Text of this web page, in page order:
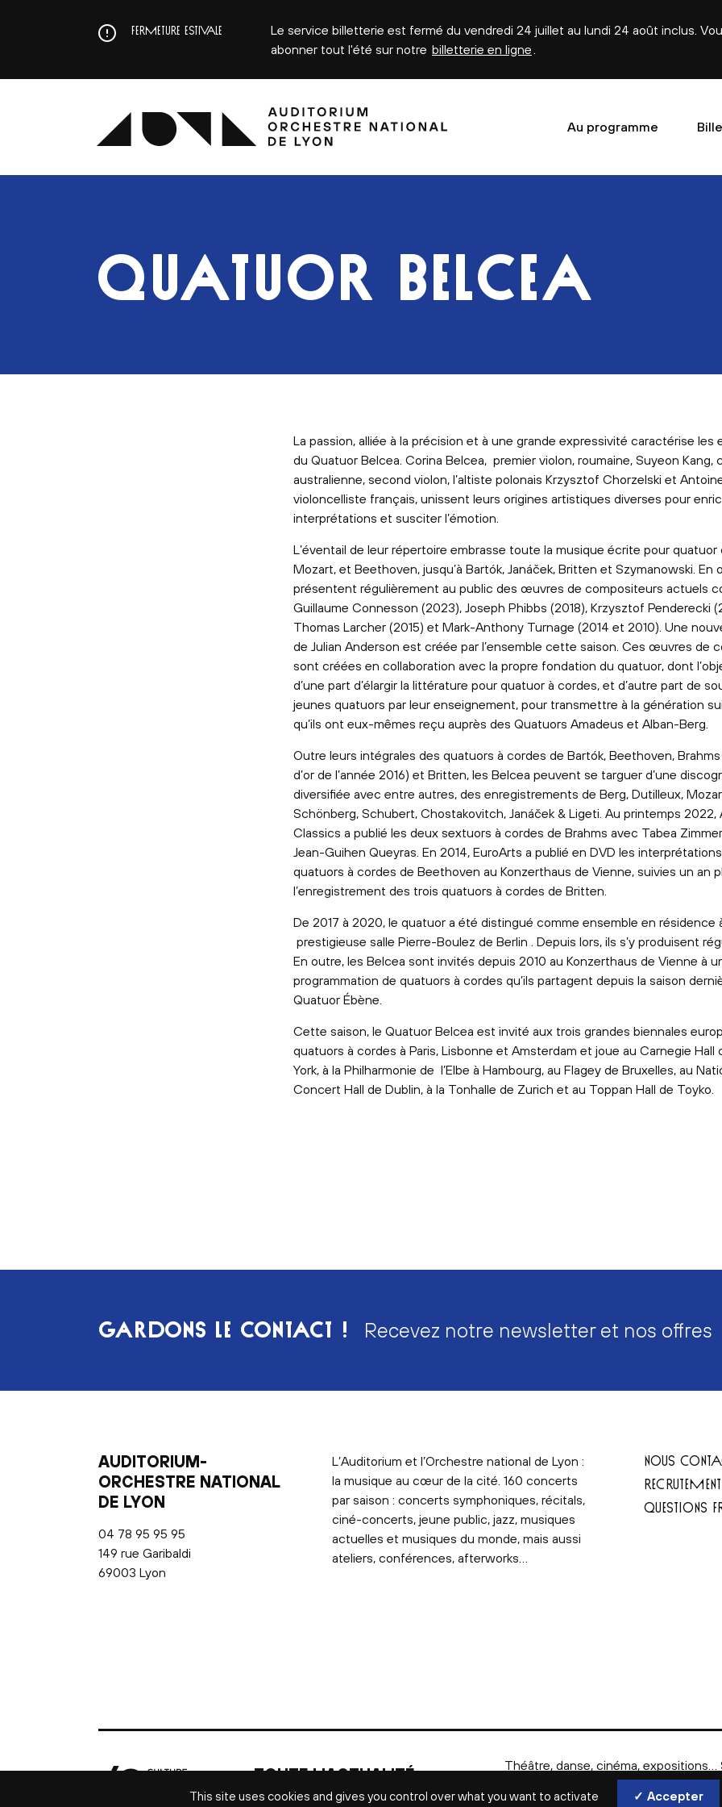
FERMETURE ESTIVALE
Le service billetterie est fermé du vendredi 24 juillet au lundi 24 août inclus.
abonner tout l'été sur notre billetterie en ligne
Au programme
QUATUOR BELCEA
La passion, alliée à la précision et à une grande expressivité caractérise les
du Quatuor Belcea. Corina Belcea, premier violon, roumaine, Suyeon Kang,
australienne, second violon, l’altiste polonais Krzysztof Chorzelski et
violoncelliste français, unissent leurs origines artistiques diverses pour
interprétations et susciter l’émotion.
L’éventail de leur répertoire embrasse toute la musique écrite pour quatuor
Mozart, et Beethoven, jusqu’à Bartók, Janáček, Britten et Szymanowski. En
présentent régulièrement au public des œuvres de compositeurs actuels
Guillaume Connesson (2023), Joseph Phibbs (2018), Krzysztof Penderecki
Thomas Larcher (2015) et Mark-Anthony Turnage (2014 et 2010). Une
de Julian Anderson est créée par l’ensemble cette saison. Ces œuvres de
sont créées en collaboration avec la propre fondation du quatuor, dont
d’une part d’élargir la littérature pour quatuor à cordes, et d’autre part de
jeunes quatuors par leur enseignement, pour transmettre à la génération
qu’ils ont eux-mêmes reçu auprès des Quatuors Amadeus et Alban-Berg.
Outre leurs intégrales des quatuors à cordes de Bartók, Beethoven, Brahms
d’or de l’année 2016) et Britten, les Belcea peuvent se targuer d’une
diversifiée avec entre autres, des enregistrements de Berg, Dutilleux,
Schönberg, Schubert, Chostakovitch, Janáček & Ligeti. Au printemps 2022,
Classics a publié les deux sextuors à cordes de Brahms avec Tabea
Jean-Guihen Queyras. En 2014, EuroArts a publié en DVD les
quatuors à cordes de Beethoven au Konzerthaus de Vienne, suivies un an
l’enregistrement des trois quatuors à cordes de Britten.
De 2017 à 2020, le quatuor a été distingué comme ensemble en résidence
prestigieuse salle Pierre-Boulez de Berlin . Depuis lors, ils s’y produisent
En outre, les Belcea sont invités depuis 2010 au Konzerthaus de Vienne à
programmation de quatuors à cordes qu’ils partagent depuis la saison
Quatuor Ébène.
Cette saison, le Quatuor Belcea est invité aux trois grandes biennales
quatuors à cordes à Paris, Lisbonne et Amsterdam et joue au Carnegie Hall
York, à la Philharmonie de l’Elbe à Hambourg, au Flagey de Bruxelles, au
Concert Hall de Dublin, à la Tonhalle de Zurich et au Toppan Hall de Toyko.
GARDONS LE CONTACT ! Recevez notre newsletter et nos offres
AUDITORIUM-
ORCHESTRE NATIONAL
DE LYON
04 78 95 95 95
149 rue Garibaldi
69003 Lyon
L’Auditorium et l’Orchestre national de Lyon :
la musique au cœur de la cité. 160 concerts
par saison : concerts symphoniques, récitals,
ciné-concerts, jeune public, jazz, musiques
actuelles et musiques du monde, mais aussi
ateliers, conférences, afterworks…
NOUS
QUESTIONS
TOUTE L'ACTUALITÉ
CULTURELLE À LYON
Théâtre, danse, cinéma, expositions…
culture.lyon.fr, retrouvez tous les autres
rendez-vous culturels à Lyon.
This site uses cookies and gives you control over what you want to activate ✓ Accepter